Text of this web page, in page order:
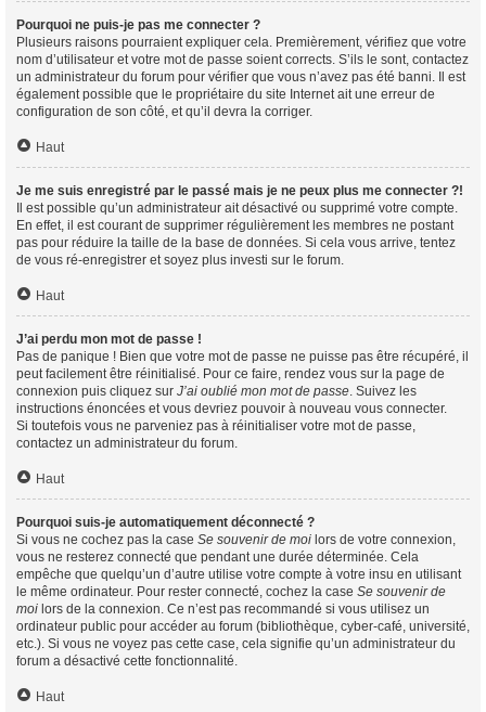
Pourquoi ne puis-je pas me connecter ?
Plusieurs raisons pourraient expliquer cela. Premièrement, vérifiez que votre
nom d’utilisateur et votre mot de passe soient corrects. S’ils le sont, contactez
un administrateur du forum pour vérifier que vous n’avez pas été banni. Il est
également possible que le propriétaire du site Internet ait une erreur de
configuration de son côté, et qu’il devra la corriger.
Haut
Je me suis enregistré par le passé mais je ne peux plus me connecter ?!
Il est possible qu’un administrateur ait désactivé ou supprimé votre compte.
En effet, il est courant de supprimer régulièrement les membres ne postant
pas pour réduire la taille de la base de données. Si cela vous arrive, tentez
de vous ré-enregistrer et soyez plus investi sur le forum.
Haut
J’ai perdu mon mot de passe !
Pas de panique ! Bien que votre mot de passe ne puisse pas être récupéré, il
peut facilement être réinitialisé. Pour ce faire, rendez vous sur la page de
connexion puis cliquez sur J’ai oublié mon mot de passe. Suivez les
instructions énoncées et vous devriez pouvoir à nouveau vous connecter.
Si toutefois vous ne parveniez pas à réinitialiser votre mot de passe,
contactez un administrateur du forum.
Haut
Pourquoi suis-je automatiquement déconnecté ?
Si vous ne cochez pas la case Se souvenir de moi lors de votre connexion,
vous ne resterez connecté que pendant une durée déterminée. Cela
empêche que quelqu’un d’autre utilise votre compte à votre insu en utilisant
le même ordinateur. Pour rester connecté, cochez la case Se souvenir de
moi lors de la connexion. Ce n’est pas recommandé si vous utilisez un
ordinateur public pour accéder au forum (bibliothèque, cyber-café, université,
etc.). Si vous ne voyez pas cette case, cela signifie qu’un administrateur du
forum a désactivé cette fonctionnalité.
Haut